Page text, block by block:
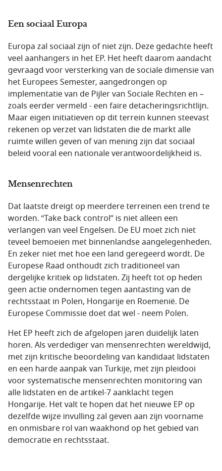
Een sociaal Europa
Europa zal sociaal zijn of niet zijn. Deze gedachte heeft
veel aanhangers in het EP. Het heeft daarom aandacht
gevraagd voor versterking van de sociale dimensie van
het Europees Semester, aangedrongen op
implementatie van de Pijler van Sociale Rechten en –
zoals eerder vermeld - een faire detacheringsrichtlijn.
Maar eigen initiatieven op dit terrein kunnen steevast
rekenen op verzet van lidstaten die de markt alle
ruimte willen geven of van mening zijn dat sociaal
beleid vooral een nationale verantwoordelijkheid is.
Mensenrechten
Dat laatste dreigt op meerdere terreinen een trend te
worden. “Take back control” is niet alleen een
verlangen van veel Engelsen. De EU moet zich niet
teveel bemoeien met binnenlandse aangelegenheden.
En zeker niet met hoe een land geregeerd wordt. De
Europese Raad onthoudt zich traditioneel van
dergelijke kritiek op lidstaten. Zij heeft tot op heden
geen actie ondernomen tegen aantasting van de
rechtsstaat in Polen, Hongarije en Roemenië. De
Europese Commissie doet dat wel - neem Polen.
Het EP heeft zich de afgelopen jaren duidelijk laten
horen. Als verdediger van mensenrechten wereldwijd,
met zijn kritische beoordeling van kandidaat lidstaten
en een harde aanpak van Turkije, met zijn pleidooi
voor systematische mensenrechten monitoring van
alle lidstaten en de artikel-7 aanklacht tegen
Hongarije. Het valt te hopen dat het nieuwe EP op
dezelfde wijze invulling zal geven aan zijn voorname
en onmisbare rol van waakhond op het gebied van
democratie en rechtsstaat.